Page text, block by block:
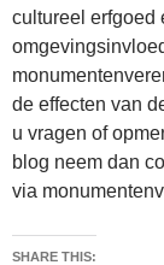
cultureel erfgoed
de effecten van
u vragen of
blog neem dan
via
SHARE THIS: